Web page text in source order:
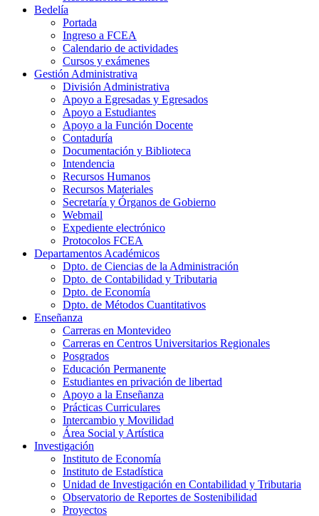
Bedelía
Portada
Ingreso a FCEA
Calendario de actividades
Cursos y exámenes
Gestión Administrativa
División Administrativa
Apoyo a Egresadas y Egresados
Apoyo a Estudiantes
Apoyo a la Función Docente
Contaduría
Documentación y Biblioteca
Intendencia
Recursos Humanos
Recursos Materiales
Secretaría y Órganos de Gobierno
Webmail
Expediente electrónico
Protocolos FCEA
Departamentos Académicos
Dpto. de Ciencias de la Administración
Dpto. de Contabilidad y Tributaria
Dpto. de Economía
Dpto. de Métodos Cuantitativos
Enseñanza
Carreras en Montevideo
Carreras en Centros Universitarios Regionales
Posgrados
Educación Permanente
Estudiantes en privación de libertad
Apoyo a la Enseñanza
Prácticas Curriculares
Intercambio y Movilidad
Área Social y Artística
Investigación
Instituto de Economía
Instituto de Estadística
Unidad de Investigación en Contabilidad y Tributaria
Observatorio de Reportes de Sostenibilidad
Proyectos